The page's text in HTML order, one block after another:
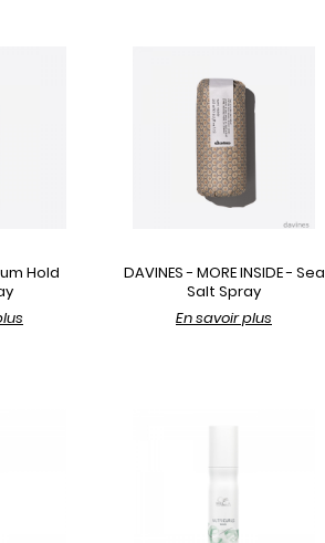
Hold
DAVINES - MORE INSIDE - Sea
Salt Spray
En savoir plus